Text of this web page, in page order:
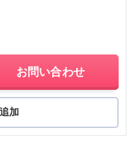
お問い合わせ
加